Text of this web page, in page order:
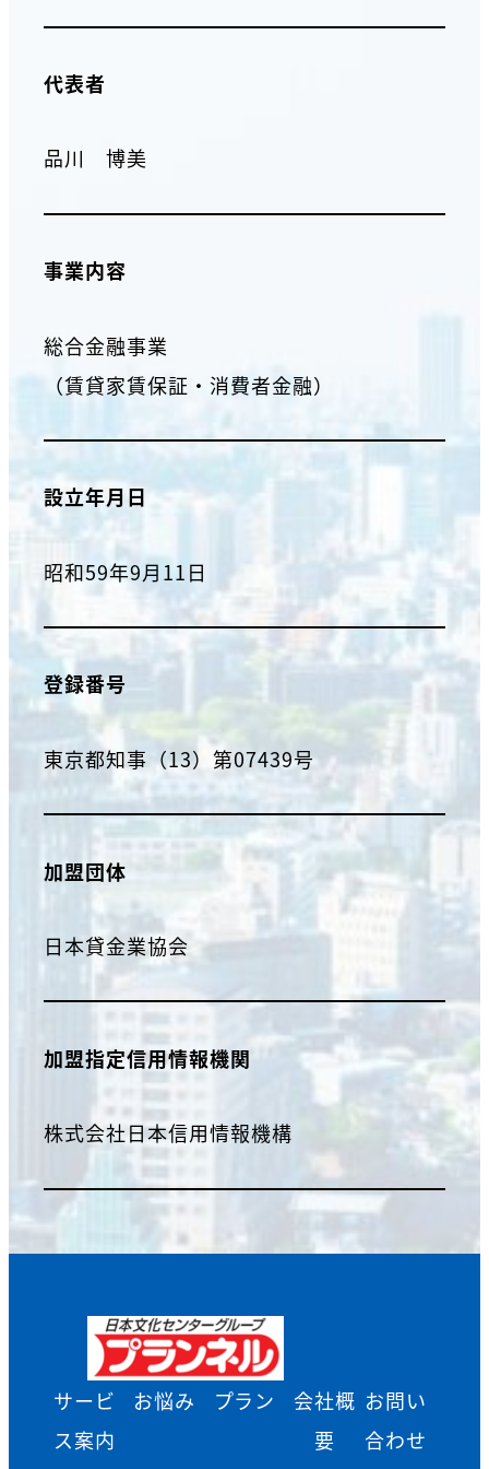
代表者
品川 博美
事業内容
総合金融事業
（賃貸家賃保証・消費者金融）
設立年月日
昭和59年9月11日
登録番号
東京都知事（13）第07439号
加盟団体
日本貸金業協会
加盟指定信用情報機関
株式会社日本信用情報機構
サービ
ス案内
お悩み プラン
会社概
要
お問い
合わせ